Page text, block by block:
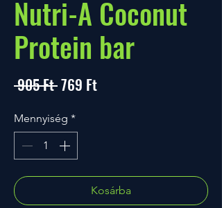
Nutri-A Coconut
Protein bar
905 Ft Szokásos
769 FtAkciós
Mennyiség *
Kosárba